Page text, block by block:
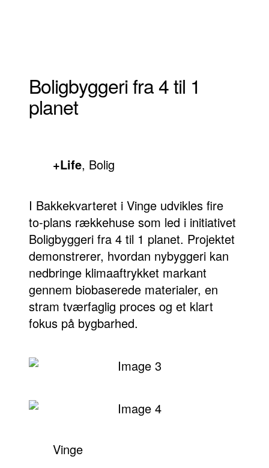
Boligbyggeri fra 4 til 1
planet
+Life, Bolig
I Bakkekvarteret i Vinge udvikles fire
to-plans rækkehuse som led i initiativet
Boligbyggeri fra 4 til 1 planet. Projektet
demonstrerer, hvordan nybyggeri kan
nedbringe klimaaftrykket markant
gennem biobaserede materialer, en
stram tværfaglig proces og et klart
fokus på bygbarhed.
Vinge